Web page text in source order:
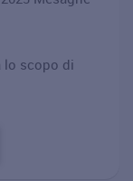
lo scopo di